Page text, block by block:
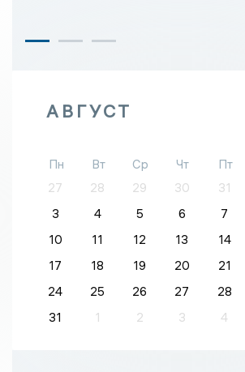
АВГУСТ
Пн Вт Ср Чт Пт
27
28 29 30 31
3
4 5 6 7
10
11 12 13 14
17
18 19 20 21
24
25 26 27 28
31
1 2 3 4